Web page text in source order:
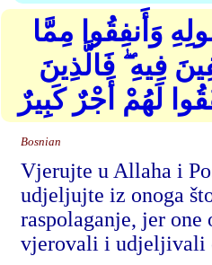
وَأَنفِقُوا مِمَّا
فِيهِ ۖ فَالَّذِينَ
لَهُمْ أَجْرٌ كَبِيرٌ
Bosnian
Vjerujte u Allaha i
udjeljujte iz onoga
raspolaganje, jer one
vjerovali i udjeljivali